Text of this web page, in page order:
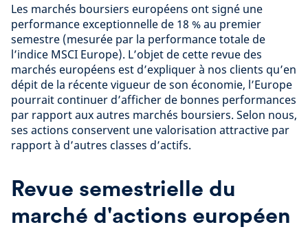
Les marchés boursiers européens ont signé une
performance exceptionnelle de 18 % au premier
semestre (mesurée par la performance totale de
l’indice MSCI Europe). L’objet de cette revue des
marchés européens est d’expliquer à nos clients qu’en
dépit de la récente vigueur de son économie, l’Europe
pourrait continuer d’afficher de bonnes performances
par rapport aux autres marchés boursiers. Selon nous,
ses actions conservent une valorisation attractive par
rapport à d’autres classes d’actifs.
Revue semestrielle du
marché d'actions européen